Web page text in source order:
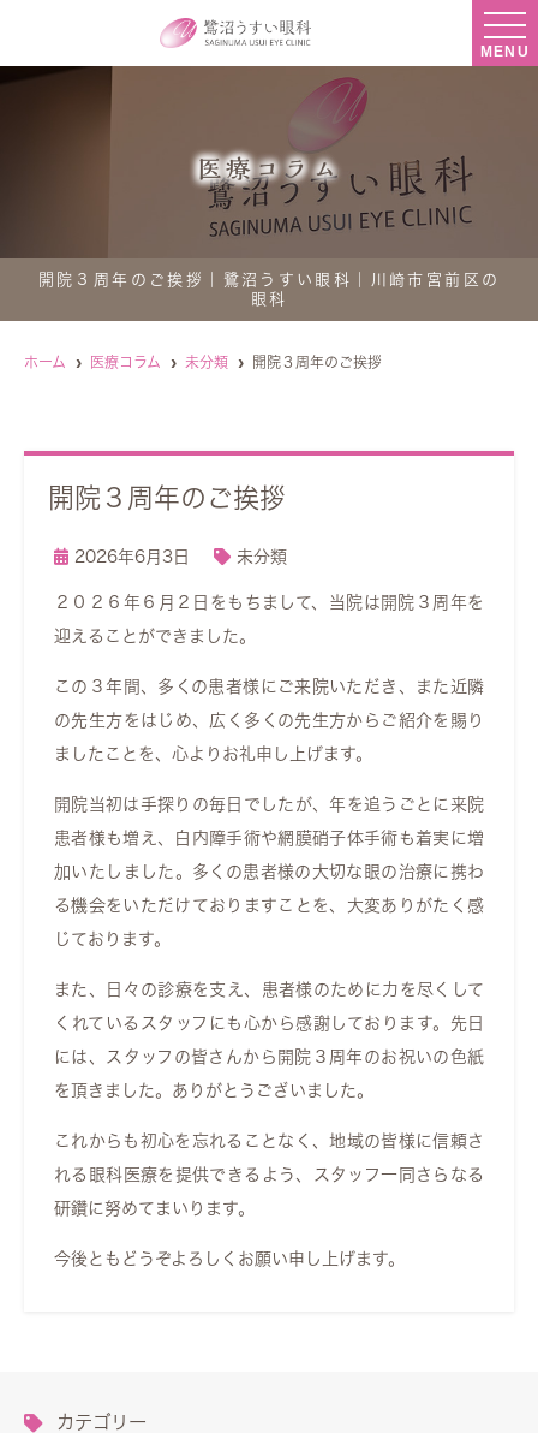
MENU
医療コラム
開院３周年のご挨拶｜鷺沼うすい眼科｜川崎市宮前区の
眼科
ホーム 医療コラム 未分類 開院３周年のご挨拶
開院３周年のご挨拶
2026年6月3日 未分類
２０２６年６月２日をもちまして、当院は開院３周年を
迎えることができました。
この３年間、多くの患者様にご来院いただき、また近隣
の先生方をはじめ、広く多くの先生方からご紹介を賜り
ましたことを、心よりお礼申し上げます。
開院当初は手探りの毎日でしたが、年を追うごとに来院
患者様も増え、白内障手術や網膜硝子体手術も着実に増
加いたしました。多くの患者様の大切な眼の治療に携わ
る機会をいただけておりますことを、大変ありがたく感
じております。
また、日々の診療を支え、患者様のために力を尽くして
くれているスタッフにも心から感謝しております。先日
には、スタッフの皆さんから開院３周年のお祝いの色紙
を頂きました。ありがとうございました。
これからも初心を忘れることなく、地域の皆様に信頼さ
れる眼科医療を提供できるよう、スタッフ一同さらなる
研鑽に努めてまいります。
今後ともどうぞよろしくお願い申し上げます。
カテゴリー